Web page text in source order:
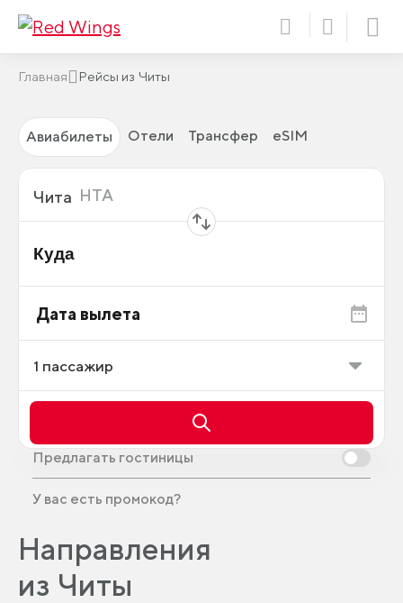
Главная Рейсы из Читы
Авиабилеты Отели Трансфер eSIM
Откуда
Чита HTA
Куда
Дата вылета
1 пассажир
Предлагать гостиницы
У вас есть промокод?
Направления
из Читы